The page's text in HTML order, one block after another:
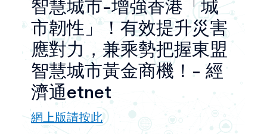
智慧城市-增強香港「城
市韌性」！有效提升災害
應對力，兼乘勢把握東盟
智慧城市黃金商機！- 經
濟通etnet
網上版請按此